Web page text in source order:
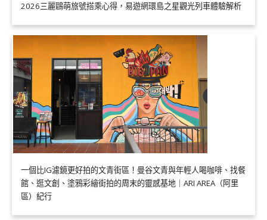
2026三麗鷗萌旅號搭乘心得，易遊網環島之星觀光列車體驗解析
一個比IG濾鏡更好拍的文青街區！曼谷文青與年輕人喝咖啡、找餐
館、逛文創、塗鴉彩繪街拍的周末的靈感基地｜ARI AREA（阿里
區）紀行